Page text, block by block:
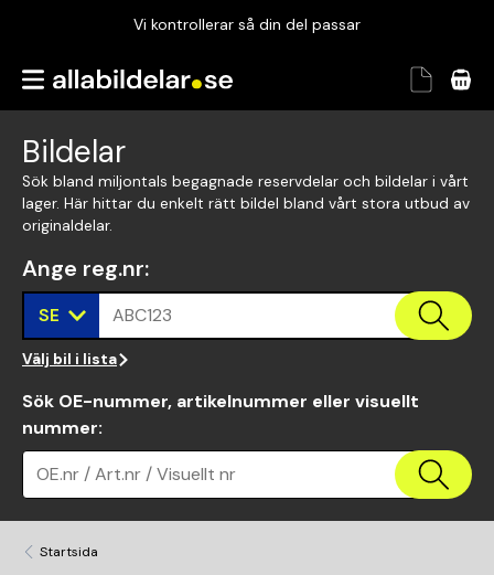
Vi kontrollerar så din del passar
Garanterad passform
Bildelar
Sök bland miljontals begagnade reservdelar och bildelar i vårt
lager. Här hittar du enkelt rätt bildel bland vårt stora utbud av
originaldelar.
Ange reg.nr:
SE ABC123
Välj bil i lista
Sök OE-nummer, artikelnummer eller visuellt
nummer:
OE.nr / Art.nr / Visuellt nr
Startsida